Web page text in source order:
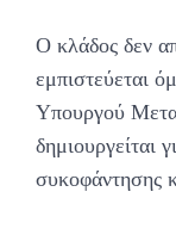
Ο κλάδος δεν
εμπιστεύεται
Υπουργού
δημιουργείται
συκοφάντησης